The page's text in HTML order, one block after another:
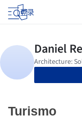
登录
Turismo